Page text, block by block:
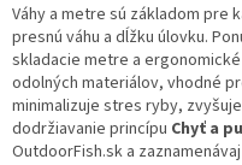
Váhy a metre sú základom pre
presnú váhu a dĺžku úlovku.
skladacie metre a
odolných materiálov, vhodné
minimalizuje stres ryby,
dodržiavanie princípu Chyť a
OutdoorFish.sk a